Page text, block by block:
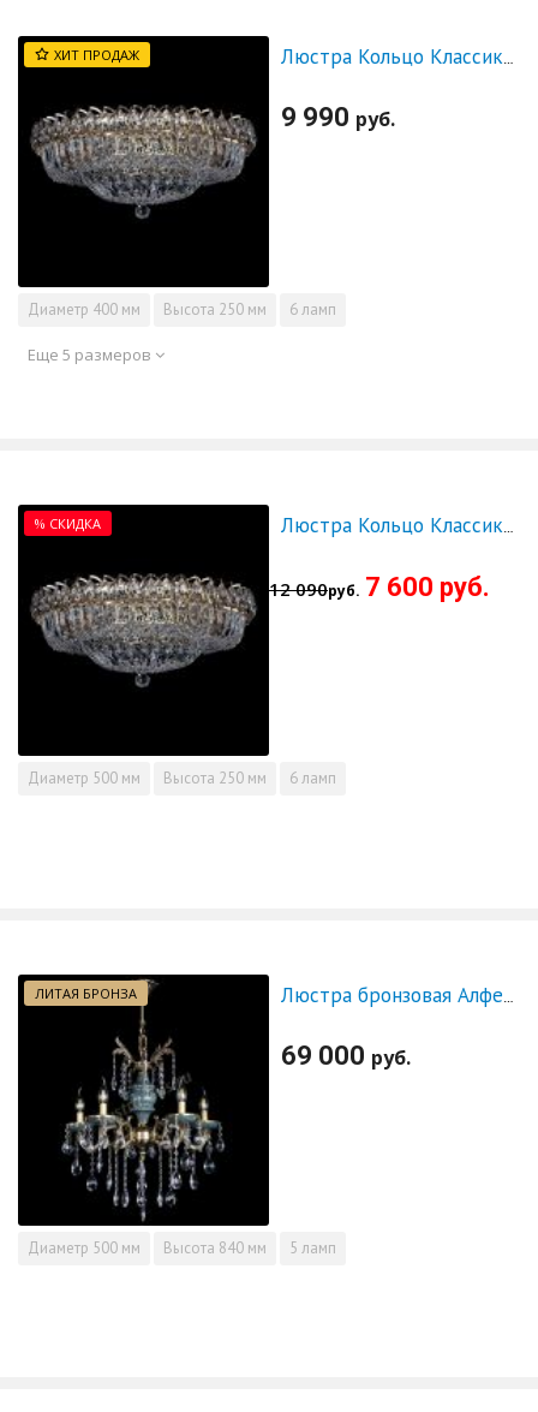
ХИТ ПРОДАЖ Люстра Кольцо Классика Пластинка
9 990 руб.
Диаметр 400 мм Высота 250 мм 6 ламп
Еще 5 размеров
% СКИДКА Люстра Кольцо Классика Пластинка 500 мм - СКИДКА!!!
12 090руб. 7 600 руб.
Диаметр 500 мм Высота 250 мм 6 ламп
ЛИТАЯ БРОНЗА
69 000 руб.
Диаметр 500 мм Высота 840 мм 5 ламп